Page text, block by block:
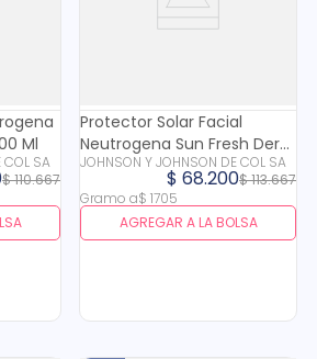
Ml
COL SA
$110.667
Protector Solar Facial
Neutrogena Sun Fresh Derm
Care Fps 70 X 40 Gr
JOHNSON Y JOHNSON DE COL SA
$113.667
$ 68.200
Gramo a$ 1705
AGREGAR A LA BOLSA